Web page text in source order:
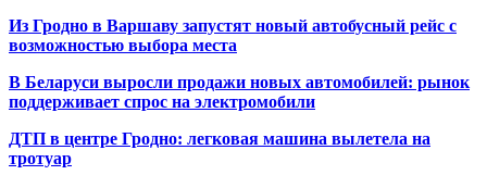
Из Гродно в Варшаву запустят новый автобусный рейс с
возможностью выбора места
В Беларуси выросли продажи новых автомобилей: рынок
поддерживает спрос на электромобили
ДТП в центре Гродно: легковая машина вылетела на
тротуар